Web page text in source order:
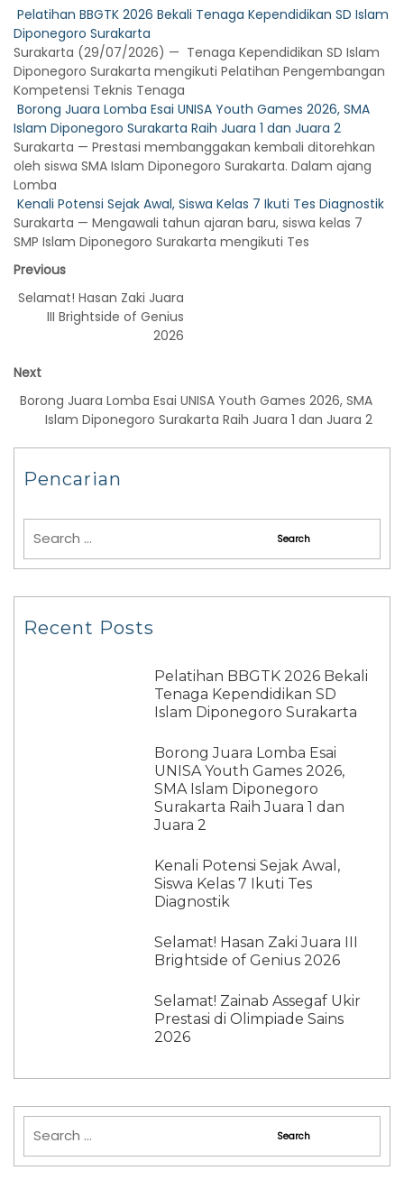
Pelatihan BBGTK 2026 Bekali Tenaga Kependidikan SD Islam
Diponegoro Surakarta
Surakarta (29/07/2026) — Tenaga Kependidikan SD Islam
Diponegoro Surakarta mengikuti Pelatihan Pengembangan
Kompetensi Teknis Tenaga
Borong Juara Lomba Esai UNISA Youth Games 2026, SMA
Islam Diponegoro Surakarta Raih Juara 1 dan Juara 2
Surakarta — Prestasi membanggakan kembali ditorehkan
oleh siswa SMA Islam Diponegoro Surakarta. Dalam ajang
Lomba
Kenali Potensi Sejak Awal, Siswa Kelas 7 Ikuti Tes Diagnostik
Surakarta — Mengawali tahun ajaran baru, siswa kelas 7
SMP Islam Diponegoro Surakarta mengikuti Tes
Previous
Selamat! Hasan Zaki Juara
III Brightside of Genius
2026
Next
Borong Juara Lomba Esai UNISA Youth Games 2026, SMA
Islam Diponegoro Surakarta Raih Juara 1 dan Juara 2
Pencarian
Recent Posts
Pelatihan BBGTK 2026 Bekali
Tenaga Kependidikan SD
Islam Diponegoro Surakarta
Borong Juara Lomba Esai
UNISA Youth Games 2026,
SMA Islam Diponegoro
Surakarta Raih Juara 1 dan
Juara 2
Kenali Potensi Sejak Awal,
Siswa Kelas 7 Ikuti Tes
Diagnostik
Selamat! Hasan Zaki Juara III
Brightside of Genius 2026
Selamat! Zainab Assegaf Ukir
Prestasi di Olimpiade Sains
2026